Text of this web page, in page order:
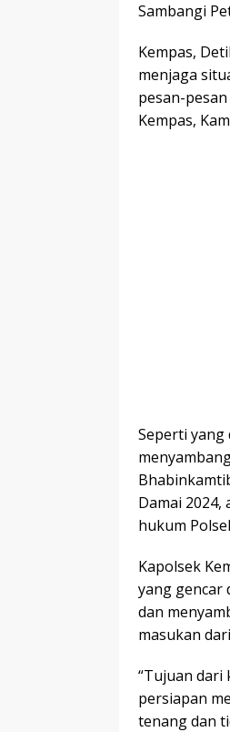
Sambangi
Kempas,
menjaga
pesan-
Kempas,
Seperti yang
Damai
hukum
Kapolsek
yang gencar
dan
masukan
“Tujuan dari
persiapan
tenang dan